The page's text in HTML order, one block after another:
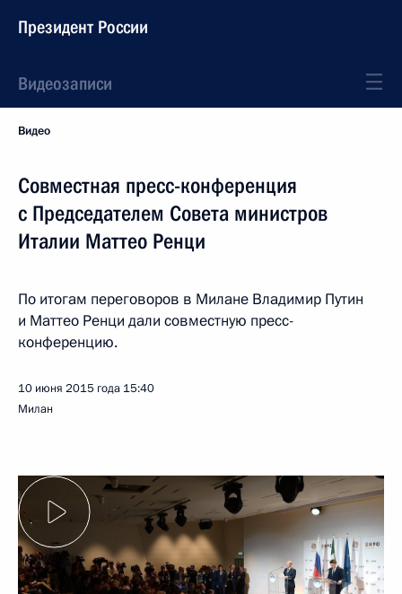
Президент России
Видеозаписи
Видео
Совместная пресс-конференция
с Председателем Совета министров
Италии Маттео Ренци
По итогам переговоров в Милане Владимир Путин
и Маттео Ренци дали совместную пресс-
конференцию.
10 июня 2015 года 15:40
Милан